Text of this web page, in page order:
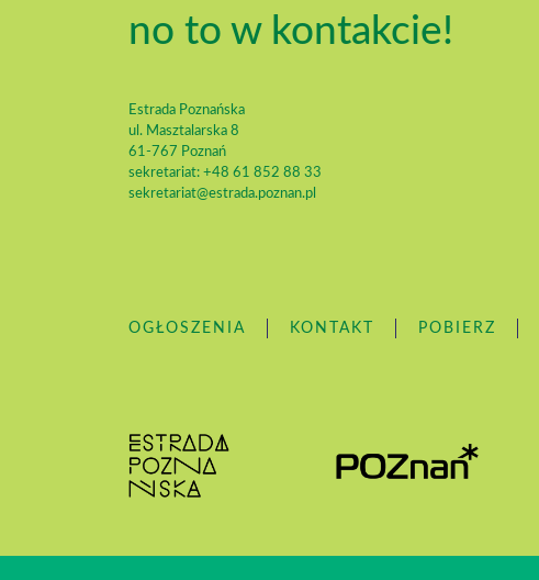
no to w kontakcie!
Estrada Poznańska
ul. Masztalarska 8
61-767 Poznań
sekretariat: +48 61 852 88 33
sekretariat@estrada.poznan.pl
OGŁOSZENIA KONTAKT POBIERZ